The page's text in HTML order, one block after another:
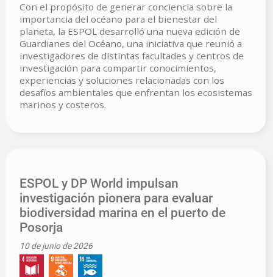
Con el propósito de generar conciencia sobre la
importancia del océano para el bienestar del
planeta, la ESPOL desarrolló una nueva edición de
Guardianes del Océano, una iniciativa que reunió a
investigadores de distintas facultades y centros de
investigación para compartir conocimientos,
experiencias y soluciones relacionadas con los
desafíos ambientales que enfrentan los ecosistemas
marinos y costeros.
ESPOL y DP World impulsan
investigación pionera para evaluar
biodiversidad marina en el puerto de
Posorja
10 de junio de 2026